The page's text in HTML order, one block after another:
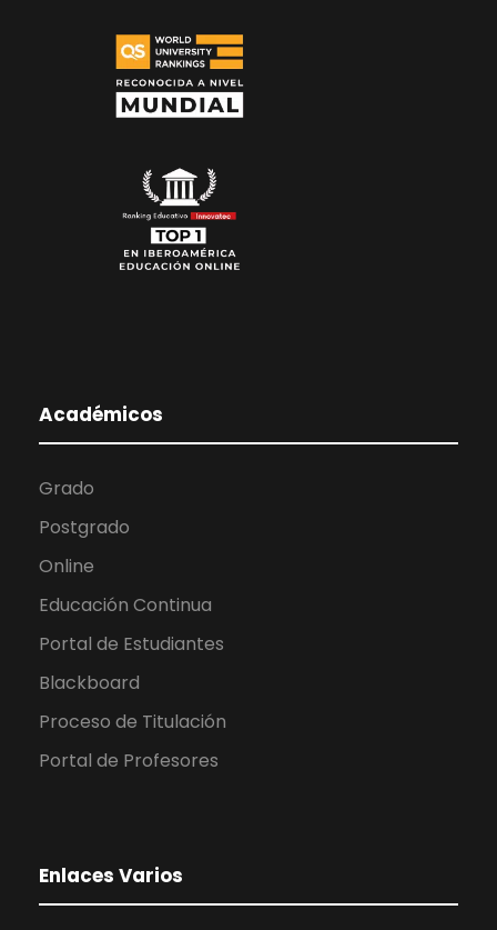
Académicos
Grado
Postgrado
Online
Educación Continua
Portal de Estudiantes
Blackboard
Proceso de Titulación
Portal de Profesores
Enlaces Varios